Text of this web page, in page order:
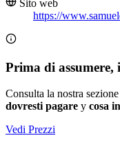
Sito web
https://
Prima di assumere,
Consulta la nostra
dovresti pagare y cosa
Vedi Prezzi